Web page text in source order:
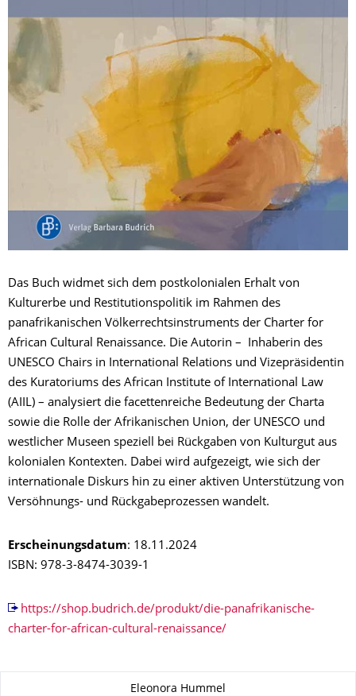
Das Buch widmet sich dem postkolonialen Erhalt von
Kulturerbe und Restitutionspolitik im Rahmen des
panafrikanischen Völkerrechtsinstruments der Charter for
African Cultural Renaissance. Die Autorin – Inhaberin des
UNESCO Chairs in International Relations und Vizepräsidentin
des Kuratoriums des African Institute of International Law
(AIIL) – analysiert die facettenreiche Bedeutung der Charta
sowie die Rolle der Afrikanischen Union, der UNESCO und
westlicher Museen speziell bei Rückgaben von Kulturgut aus
kolonialen Kontexten. Dabei wird aufgezeigt, wie sich der
internationale Diskurs hin zu einer aktiven Unterstützung von
Versöhnungs- und Rückgabeprozessen wandelt.
Erscheinungsdatum: 18.11.2024
ISBN: 978-3-8474-3039-1
https://shop.budrich.de/produkt/die-panafrikanische-
charter-for-african-cultural-renaissance/
Eleonora Hummel